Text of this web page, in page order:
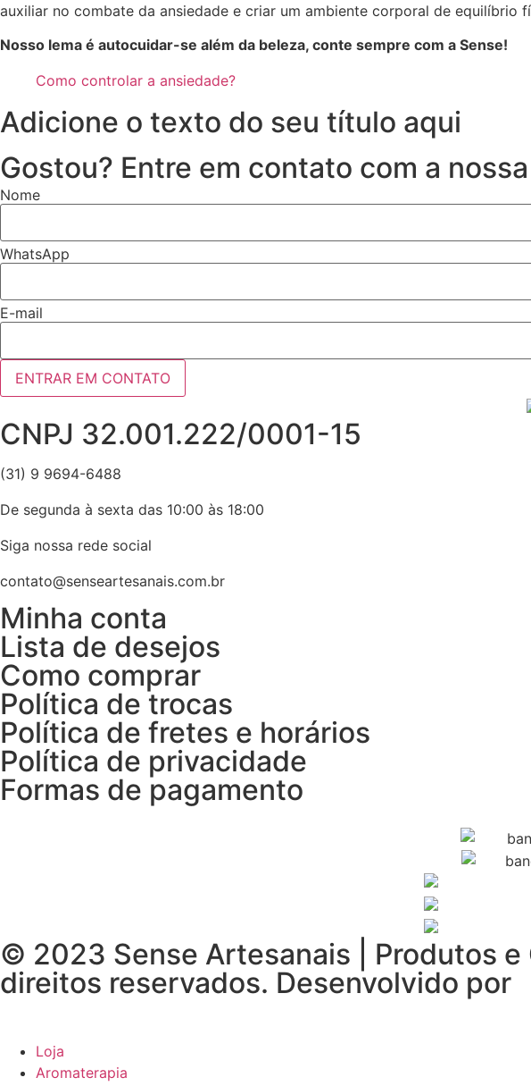
auxiliar no combate da ansiedade e criar um ambiente corporal de equilíbrio
Nosso lema é autocuidar-se além da beleza, conte sempre com a Sense!
Como controlar a ansiedade?
Adicione o texto do seu título aqui
Gostou? Entre em contato com a
Nome
WhatsApp
E-mail
ENTRAR EM CONTATO
CNPJ 32.001.222/0001-15
(31) 9 9694-6488
De segunda à sexta das 10:00 às 18:00
Siga nossa rede social
contato@senseartesanais.com.br
Minha conta
Lista de desejos
Como comprar
Política de trocas
Política de fretes e horários
Política de privacidade
Formas de pagamento
© 2023 Sense Artesanais | Produtos e
direitos reservados. Desenvolvido por
Loja
Aromaterapia